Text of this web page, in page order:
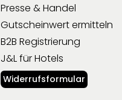
Presse & Handel
Gutscheinwert ermitteln
B2B Registrierung
J&L für Hotels
Widerrufsformular